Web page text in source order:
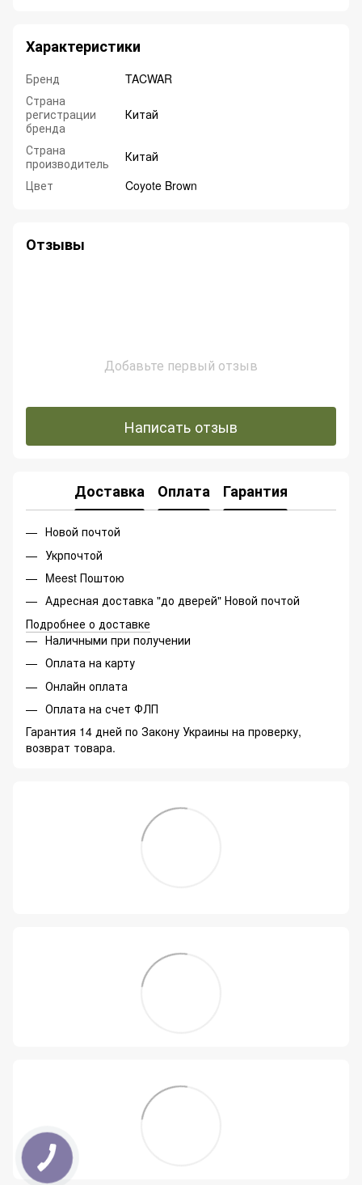
Характеристики
Бренд
TACWAR
Страна
регистрации
бренда
Китай
Страна
производитель
Китай
Цвет
Coyote Brown
Отзывы
Добавьте первый отзыв
Написать отзыв
Доставка Оплата Гарантия
Новой почтой
Укрпочтой
Meest Поштою
Адресная доставка "до дверей" Новой почтой
Подробнее о доставке
Наличными при получении
Оплата на карту
Онлайн оплата
Оплата на счет ФЛП
Гарантия 14 дней по Закону Украины на проверку,
возврат товара.